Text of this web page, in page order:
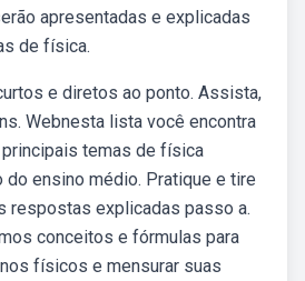
apresentadas e explicadas
de física.
e diretos ao ponto. Assista,
Webnesta lista você encontra
temas de física
do ensino médio. Pratique e tire
respostas explicadas passo a.
conceitos e fórmulas para
físicos e mensurar suas